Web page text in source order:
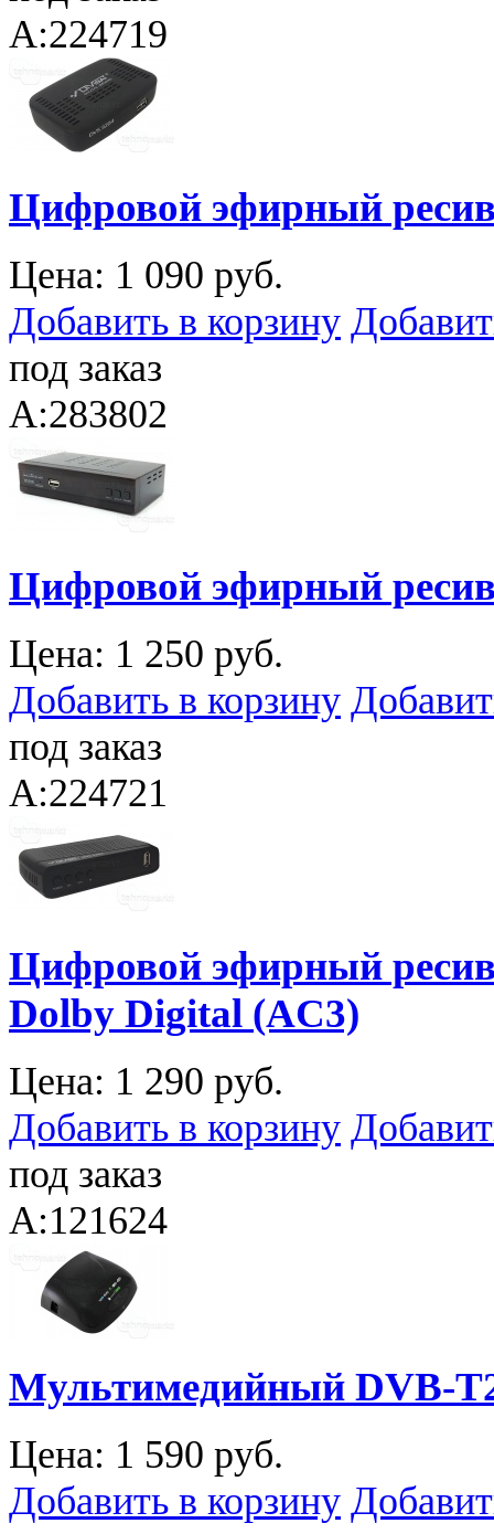
A:224719
Цифровой эфирный
Цена: 1 090 руб.
Добавить в корзину
под заказ
A:283802
Цифровой эфирный
Цена: 1 250 руб.
Добавить в корзину
под заказ
A:224721
Цифровой эфирный
Dolby Digital (AC3)
Цена: 1 290 руб.
Добавить в корзину
под заказ
A:121624
Мультимедийный DVB-
Цена: 1 590 руб.
Добавить в корзину